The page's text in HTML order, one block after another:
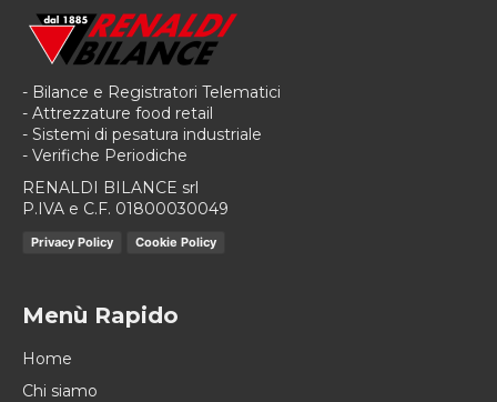
- Bilance e Registratori Telematici
- Attrezzature food retail
- Sistemi di pesatura industriale
- Verifiche Periodiche
RENALDI BILANCE srl
P.IVA e C.F. 01800030049
Privacy Policy Cookie Policy
Menù Rapido
Home
Chi siamo